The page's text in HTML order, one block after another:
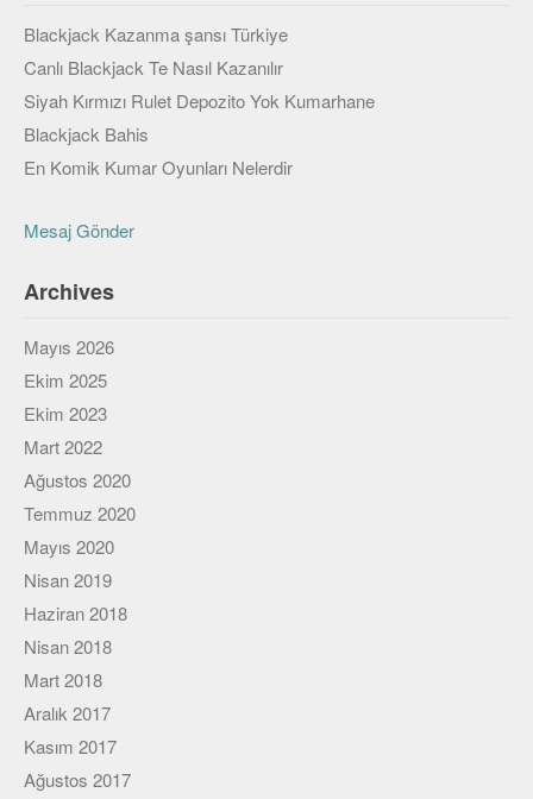
MongoDB
PostgreSQL
Robotik
Biz Kimiz?
Yazarlar
Bize Katılın
Bize yazın
Viki
Blackjack Kazanma şansı Türkiye
Canlı Blackjack Te Nasıl Kazanılır
Siyah Kırmızı Rulet Depozito Yok Kumarhane
Blackjack Bahis
En Komik Kumar Oyunları Nelerdir
Mesaj Gönder
Archives
Mayıs 2026
Ekim 2025
Ekim 2023
Mart 2022
Ağustos 2020
Temmuz 2020
Mayıs 2020
Nisan 2019
Haziran 2018
Nisan 2018
Mart 2018
Aralık 2017
Kasım 2017
Ağustos 2017